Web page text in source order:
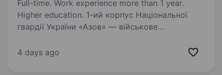
Full-time. Work experience more than 1 year.
Higher education. 1-ий корпус Національної
гвардії України «Азов» — військове
Національної Гвардії України. Підрозділ збирає
4 days ago